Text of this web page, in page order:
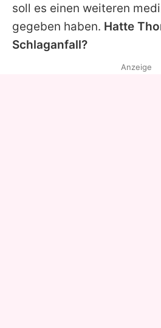
soll es einen weiteren
gegeben haben. Hatte
Schlaganfall?
Anzeige